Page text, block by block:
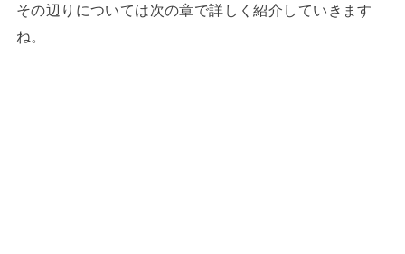
その辺りについては次の章で詳しく紹介していきます
ね。